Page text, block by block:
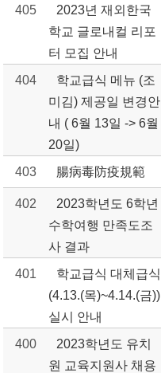
405
2023년 재외한국
학교 글로내컬 리포
터 모집 안내
404
학교급식 메뉴 (조
미김) 제공일 변경안
내 ( 6월 13일 -> 6월
20일)
403 腸病毒防疫規範
402
2023학년도 6학년
수학여행 만족도조
사 결과
401
학교급식 대체급식
(4.13.(목)~4.14.(금))
실시 안내
400
2023학년도 유치
원 교육지원사 채용